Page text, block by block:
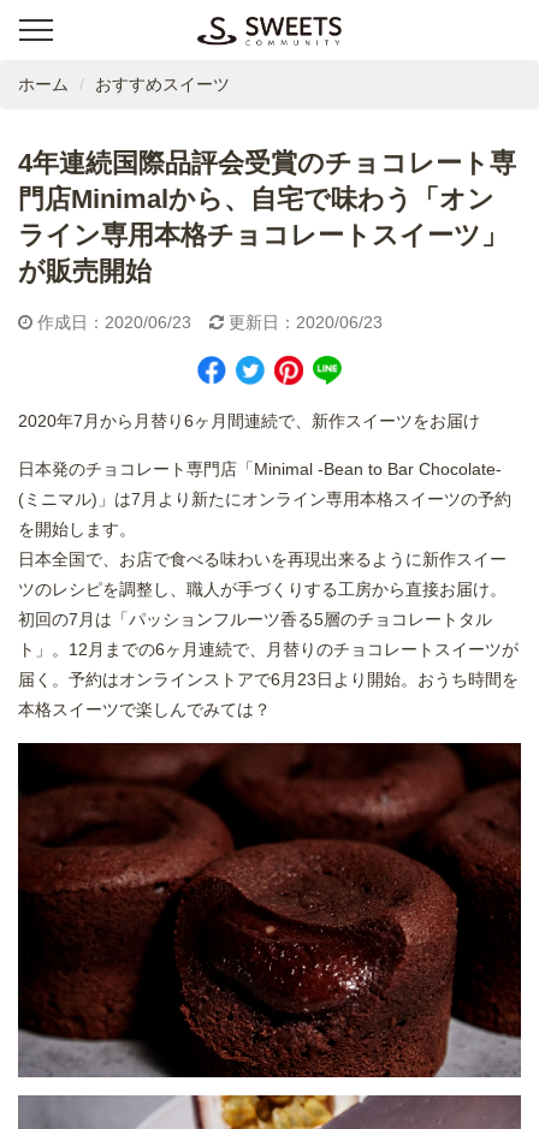
ホーム おすすめスイーツ
4年連続国際品評会受賞のチョコレート専
門店Minimalから、自宅で味わう「オン
ライン専用本格チョコレートスイーツ」
が販売開始
作成日：2020/06/23 更新日：2020/06/23
2020年7月から月替り6ヶ月間連続で、新作スイーツをお届け
日本発のチョコレート専門店「Minimal -Bean to Bar Chocolate-
(ミニマル)」は7月より新たにオンライン専用本格スイーツの予約
を開始します。
日本全国で、お店で食べる味わいを再現出来るように新作スイー
ツのレシピを調整し、職人が手づくりする工房から直接お届け。
初回の7月は「パッションフルーツ香る5層のチョコレートタル
ト」。12月までの6ヶ月連続で、月替りのチョコレートスイーツが
届く。予約はオンラインストアで6月23日より開始。おうち時間を
本格スイーツで楽しんでみては？